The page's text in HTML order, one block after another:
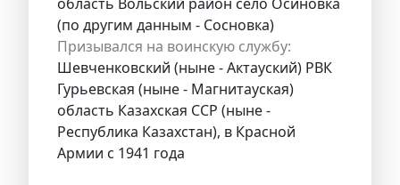
(по другим данным - Сосновка)
Призывался на воинскую службу:
Шевченковский (ныне - Актауский) РВК
Гурьевская (ныне - Магнитауская)
область Казахская ССР (ныне -
Республика Казахстан), в Красной
Армии с 1941 года